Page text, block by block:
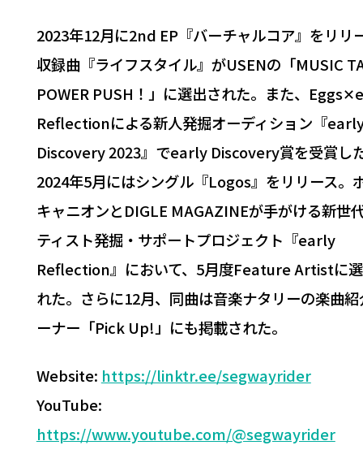
2023年12月に2nd EP『バーチャルコア』をリリ
収録曲『ライフスタイル』がUSENの「MUSIC
POWER PUSH！」に選出された。また、
Reflectionによる新人発掘オーディション『
Discovery 2023』でearly Discovery賞を受賞し
2024年5月にはシングル『Logos』をリリース。
キャニオンとDIGLE MAGAZINEが手がける新世
ティスト発掘・サポートプロジェクト『early
Reflection』において、5月度Feature Artistに
れた。さらに12月、同曲は音楽ナタリーの楽曲紹
ーナー「Pick Up!」にも掲載された。
Website: https://linktr.ee/segwayrider
YouTube:
https://www.youtube.com/@segwayrider